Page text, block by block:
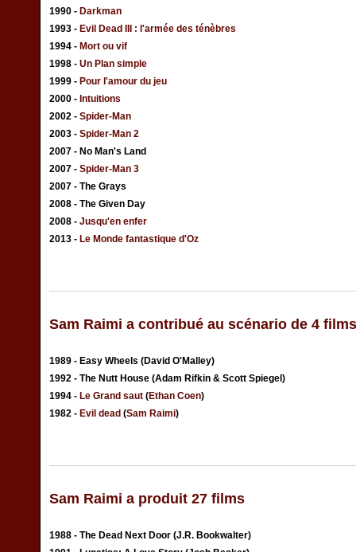
1990 - Darkman
1993 - Evil Dead III : l'armée des ténèbres
1994 - Mort ou vif
1998 - Un Plan simple
1999 - Pour l'amour du jeu
2000 - Intuitions
2002 - Spider-Man
2003 - Spider-Man 2
2007 - No Man's Land
2007 - Spider-Man 3
2007 - The Grays
2008 - The Given Day
2008 - Jusqu'en enfer
2013 - Le Monde fantastique d'Oz
Sam Raimi a contribué au scénario de 4 films
1989 - Easy Wheels (David O'Malley)
1992 - The Nutt House (Adam Rifkin & Scott Spiegel)
1994 - Le Grand saut (Ethan Coen)
1982 - Evil dead (Sam Raimi)
Sam Raimi a produit 27 films
1988 - The Dead Next Door (J.R. Bookwalter)